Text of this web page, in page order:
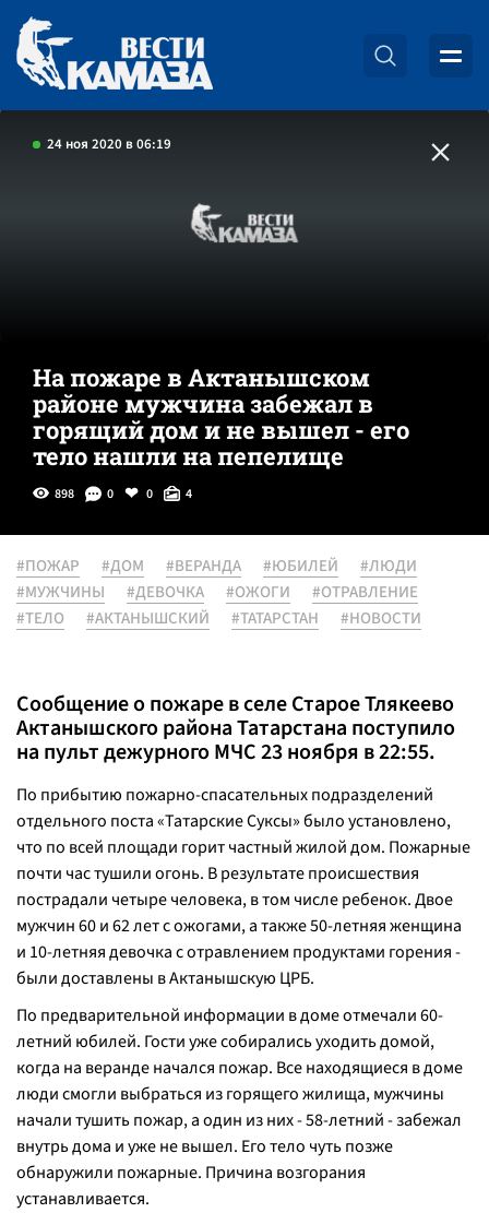
24 ноя 2020 в 06:19
На пожаре в Актанышском
районе мужчина забежал в
горящий дом и не вышел - его
тело нашли на пепелище
898 0 0 4
#ПОЖАР #ДОМ #ВЕРАНДА #ЮБИЛЕЙ
#ЛЮДИ
#МУЖЧИНЫ
#ДЕВОЧКА #ОЖОГИ
#ОТРАВЛЕНИЕ
#ТЕЛО
#АКТАНЫШСКИЙ #ТАТАРСТАН #НОВОСТИ
Сообщение о пожаре в селе Старое Тлякеево
Актанышского района Татарстана поступило
на пульт дежурного МЧС 23 ноября в 22:55.
По прибытию пожарно-спасательных подразделений
отдельного поста «Татарские Суксы» было установлено,
что по всей площади горит частный жилой дом. Пожарные
почти час тушили огонь. В результате происшествия
пострадали четыре человека, в том числе ребенок. Двое
мужчин 60 и 62 лет с ожогами, а также 50-летняя женщина
и 10-летняя девочка с отравлением продуктами горения -
были доставлены в Актанышскую ЦРБ.
По предварительной информации в доме отмечали 60-
летний юбилей. Гости уже собирались уходить домой,
когда на веранде начался пожар. Все находящиеся в доме
люди смогли выбраться из горящего жилища, мужчины
начали тушить пожар, а один из них - 58-летний - забежал
внутрь дома и уже не вышел. Его тело чуть позже
обнаружили пожарные. Причина возгорания
устанавливается.